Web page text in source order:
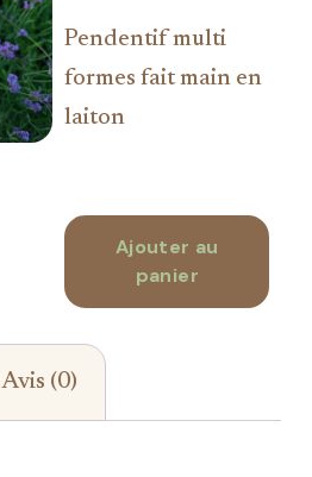
Pendentif multi
formes fait main en
laiton
Ajouter au
panier
Avis (0)